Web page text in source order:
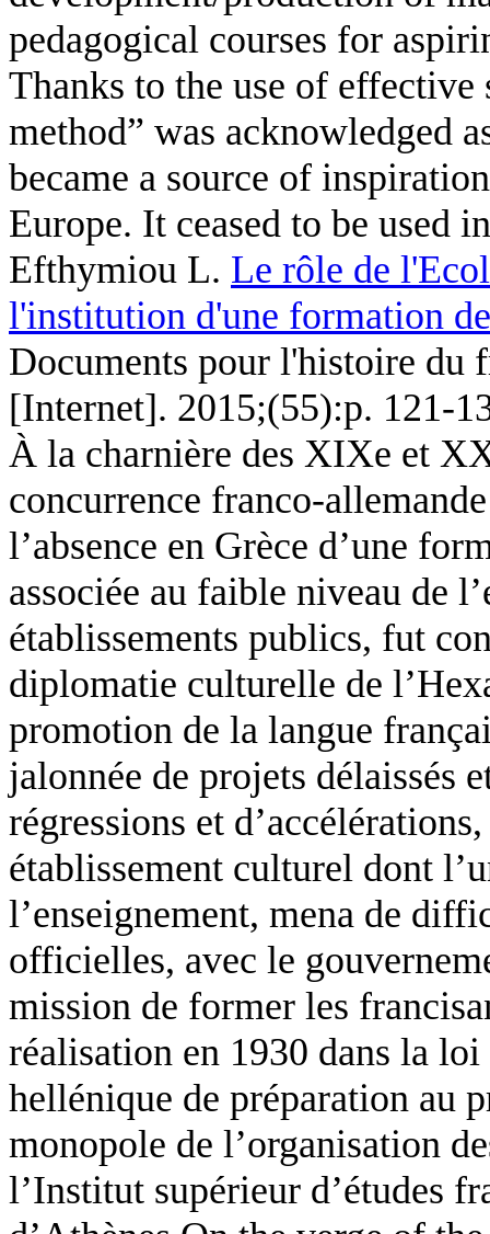
pedagogical courses for
Thanks to the use of
method” was acknowledged
became a source of
Europe. It ceased to be used
Efthymiou L. Le rôle de
l'institution d'une formation
Documents pour l'histoire du
[Internet]. 2015;(55):p. 121-
À la charnière des XIXe et
concurrence franco-
l’absence en Grèce d’une
associée au faible niveau de
établissements publics, fut
diplomatie culturelle de
promotion de la langue
jalonnée de projets délaissés
régressions et
établissement culturel dont
l’enseignement, mena de
officielles, avec le
mission de former les
réalisation en 1930 dans la
hellénique de préparation au
monopole de l’organisation
l’Institut supérieur d’études